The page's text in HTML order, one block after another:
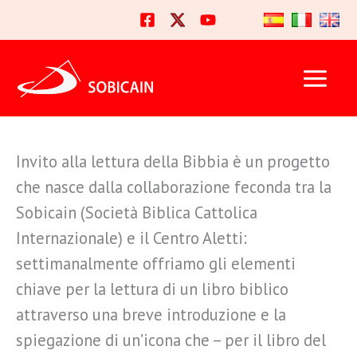
al
contenuto
Invito alla lettura della Bibbia è un progetto
che nasce dalla collaborazione feconda tra la
Sobicain (Società Biblica Cattolica
Internazionale) e il Centro Aletti:
settimanalmente offriamo gli elementi
chiave per la lettura di un libro biblico
attraverso una breve introduzione e la
spiegazione di un’icona che – per il libro del